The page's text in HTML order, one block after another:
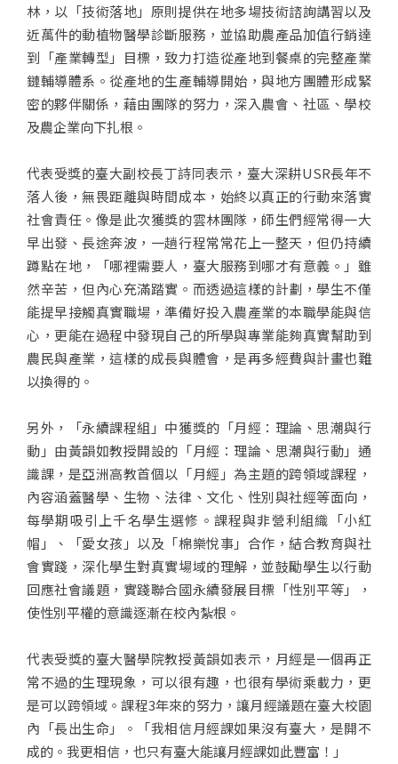
林，以「技術落地」原則提供在地多場技術諮詢講習以及
近萬件的動植物醫學診斷服務，並協助農產品加值行銷達
到「產業轉型」目標，致力打造從產地到餐桌的完整產業
鏈輔導體系。從產地的生產輔導開始，與地方團體形成緊
密的夥伴關係，藉由團隊的努力，深入農會、社區、學校
及農企業向下扎根。
代表受獎的臺大副校長丁詩同表示，臺大深耕USR長年不
落人後，無畏距離與時間成本，始終以真正的行動來落實
社會責任。像是此次獲獎的雲林團隊，師生們經常得一大
早出發、長途奔波，一趟行程常常花上一整天，但仍持續
蹲點在地，「哪裡需要人，臺大服務到哪才有意義。」雖
然辛苦，但內心充滿踏實。而透過這樣的計劃，學生不僅
能提早接觸真實職場，準備好投入農產業的本職學能與信
心，更能在過程中發現自己的所學與專業能夠真實幫助到
農民與產業，這樣的成長與體會，是再多經費與計畫也難
以換得的。
另外，「永續課程組」中獲獎的「月經：理論、思潮與行
動」由黃韻如教授開設的「月經：理論、思潮與行動」通
識課，是亞洲高教首個以「月經」為主題的跨領域課程，
內容涵蓋醫學、生物、法律、文化、性別與社經等面向，
每學期吸引上千名學生選修。課程與非營利組織「小紅
帽」、「愛女孩」以及「棉樂悅事」合作，結合教育與社
會實踐，深化學生對真實場域的理解，並鼓勵學生以行動
回應社會議題，實踐聯合國永續發展目標「性別平等」，
使性別平權的意識逐漸在校內紮根。
代表受獎的臺大醫學院教授黃韻如表示，月經是一個再正
常不過的生理現象，可以很有趣，也很有學術乘載力，更
是可以跨領域。課程3年來的努力，讓月經議題在臺大校園
內「長出生命」。「我相信月經課如果沒有臺大，是開不
成的。我更相信，也只有臺大能讓月經課如此豐富！」